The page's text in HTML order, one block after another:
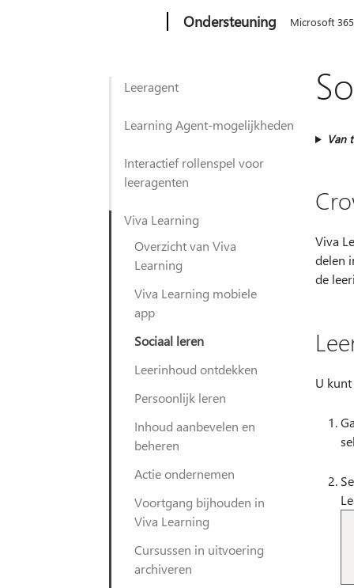
Ondersteuning Microsoft 365
Leeragent
Learning Agent-mogelijkheden
Interactief rollenspel voor
leeragenten
Viva Learning
Overzicht van Viva
Learning
Viva Learning mobiele
app
Sociaal leren
Leerinhoud ontdekken
Persoonlijk leren
Inhoud aanbevelen en
beheren
Actie ondernemen
Voortgang bijhouden in
Viva Learning
Cursussen in uitvoering
archiveren
Van
Viva
delen
de
U